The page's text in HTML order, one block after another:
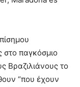
στο παγκόσμιο
Βραζιλιάνους το
“που έχουν